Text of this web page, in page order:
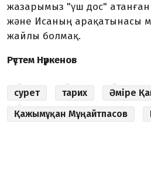
жазарымыз "үш дос"
және Исаның арақатынасы
жайлы болмақ.
Рүстем Нүркенов
сурет тарих
Әміре
Қажымұқан Мұңайтпасов